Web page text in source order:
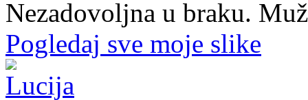
Nezadovoljna u braku.
Pogledaj sve moje slike